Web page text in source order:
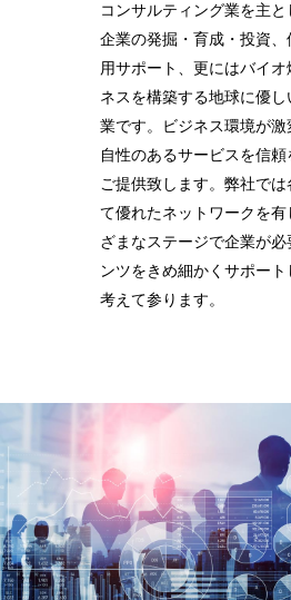
コンサルティング業を主
企業の発掘・育成・投資
用サポート、更にはバイ
ネスを構築する地球に優
業です。ビジネス環境が
自性のあるサービスを信
ご提供致します。弊社で
て優れたネットワークを有
ざまなステージで企業が
ンツをきめ細かくサポート
考えて参ります。